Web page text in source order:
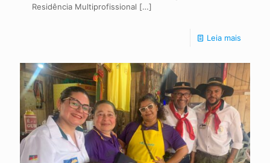
Residência Multiprofissional […]
Leia mais